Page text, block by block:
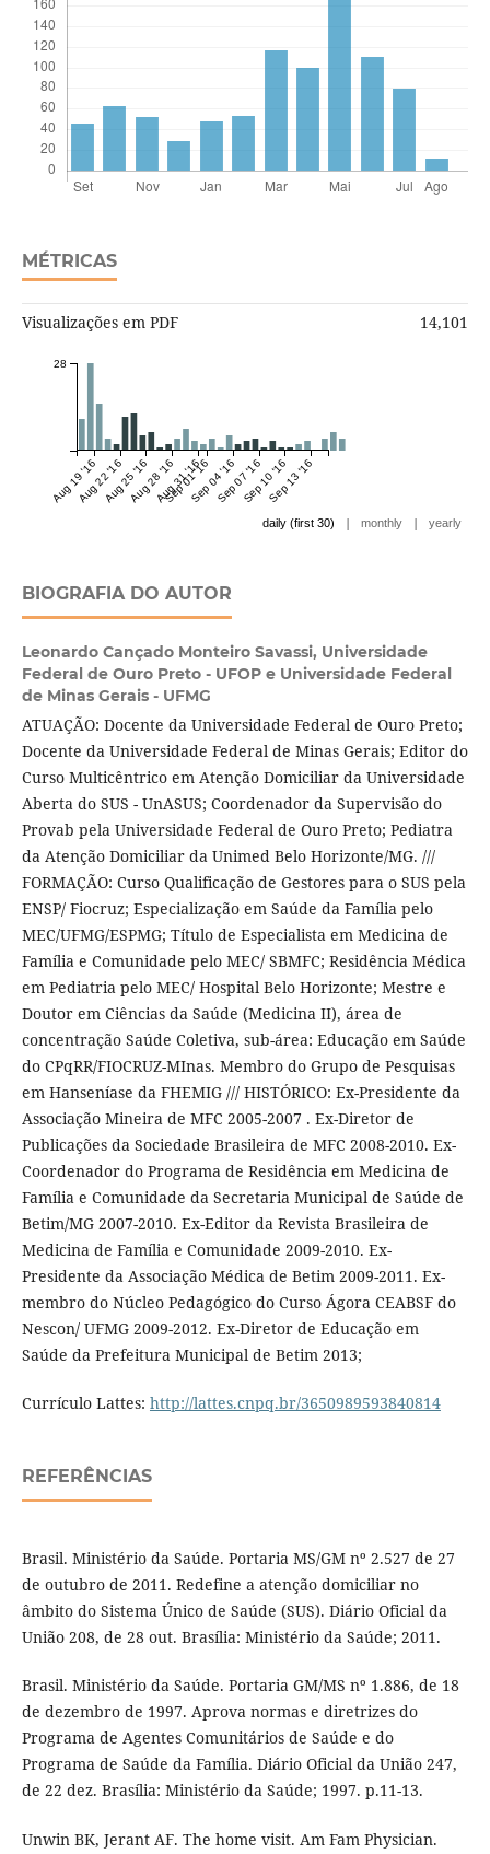
MÉTRICAS
Visualizações em PDF 14,101
Aug 19 '16Aug 22 '16Aug 25 '16Aug 28 '16Aug 31 '16
Sep 01 '16Sep 04 '16Sep 07 '16Sep 10 '16Sep 13 '16
28
daily (first 30) | monthly | yearly
BIOGRAFIA DO AUTOR
Leonardo Cançado Monteiro Savassi, Universidade
Federal de Ouro Preto - UFOP e Universidade Federal
de Minas Gerais - UFMG
ATUAÇÃO: Docente da Universidade Federal de Ouro Preto;
Docente da Universidade Federal de Minas Gerais; Editor do
Curso Multicêntrico em Atenção Domiciliar da Universidade
Aberta do SUS - UnASUS; Coordenador da Supervisão do
Provab pela Universidade Federal de Ouro Preto; Pediatra
da Atenção Domiciliar da Unimed Belo Horizonte/MG. ///
FORMAÇÃO: Curso Qualificação de Gestores para o SUS pela
ENSP/ Fiocruz; Especialização em Saúde da Família pelo
MEC/UFMG/ESPMG; Título de Especialista em Medicina de
Família e Comunidade pelo MEC/ SBMFC; Residência Médica
em Pediatria pelo MEC/ Hospital Belo Horizonte; Mestre e
Doutor em Ciências da Saúde (Medicina II), área de
concentração Saúde Coletiva, sub-área: Educação em Saúde
do CPqRR/FIOCRUZ-MInas. Membro do Grupo de Pesquisas
em Hanseníase da FHEMIG /// HISTÓRICO: Ex-Presidente da
Associação Mineira de MFC 2005-2007 . Ex-Diretor de
Publicações da Sociedade Brasileira de MFC 2008-2010. Ex-
Coordenador do Programa de Residência em Medicina de
Família e Comunidade da Secretaria Municipal de Saúde de
Betim/MG 2007-2010. Ex-Editor da Revista Brasileira de
Medicina de Família e Comunidade 2009-2010. Ex-
Presidente da Associação Médica de Betim 2009-2011. Ex-
membro do Núcleo Pedagógico do Curso Ágora CEABSF do
Nescon/ UFMG 2009-2012. Ex-Diretor de Educação em
Saúde da Prefeitura Municipal de Betim 2013;
Currículo Lattes: http://lattes.cnpq.br/3650989593840814
REFERÊNCIAS
Brasil. Ministério da Saúde. Portaria MS/GM nº 2.527 de 27
de outubro de 2011. Redefine a atenção domiciliar no
âmbito do Sistema Único de Saúde (SUS). Diário Oficial da
União 208, de 28 out. Brasília: Ministério da Saúde; 2011.
Brasil. Ministério da Saúde. Portaria GM/MS nº 1.886, de 18
de dezembro de 1997. Aprova normas e diretrizes do
Programa de Agentes Comunitários de Saúde e do
Programa de Saúde da Família. Diário Oficial da União 247,
de 22 dez. Brasília: Ministério da Saúde; 1997. p.11-13.
Unwin BK, Jerant AF. The home visit. Am Fam Physician.